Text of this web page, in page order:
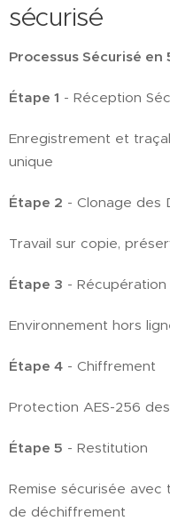
sécurisé
Processus Sécurisé en
Étape 1 - Réception
Enregistrement et
unique
Étape 2 - Clonage des
Travail sur copie,
Étape 3 - Récupération
Environnement hors
Étape 4 - Chiffrement
Protection AES-256
Étape 5 - Restitution
Remise sécurisée avec
de déchiffrement